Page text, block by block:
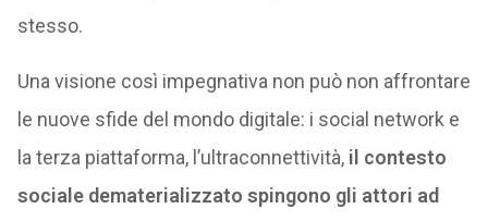
stesso.
Una visione così impegnativa non può non affrontare
le nuove sfide del mondo digitale: i social network e
la terza piattaforma, l’ultraconnettività, il contesto
sociale dematerializzato spingono gli attori ad